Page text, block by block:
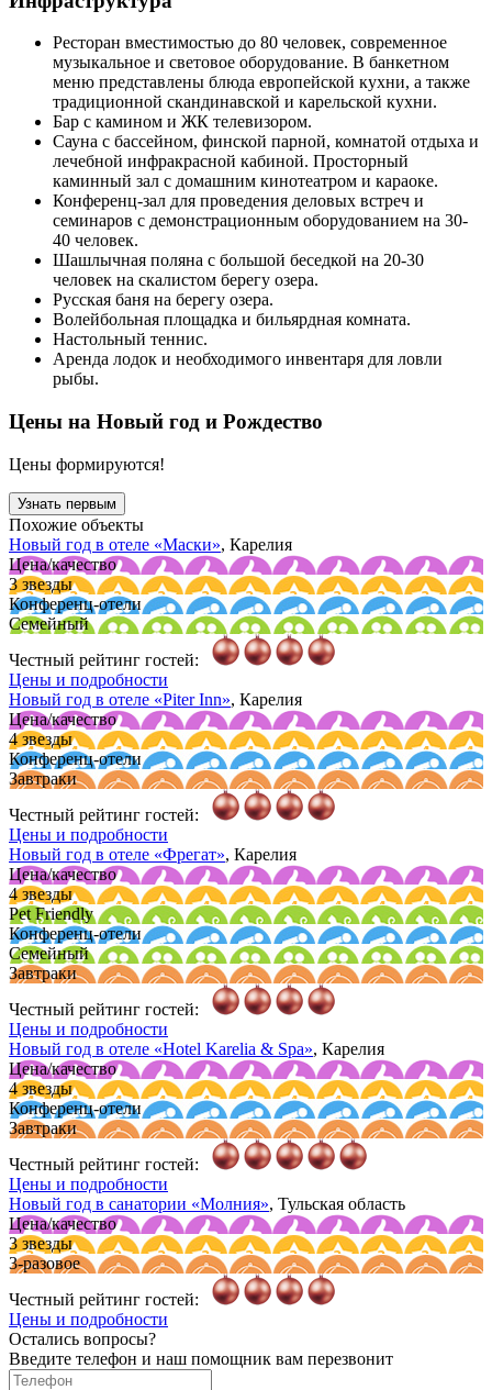
Ресторан вместимостью до 80 человек, современное
музыкальное и световое оборудование. В банкетном
меню представлены блюда европейской кухни, а также
традиционной скандинавской и карельской кухни.
Бар с камином и ЖК телевизором.
Сауна с бассейном, финской парной, комнатой отдыха и
лечебной инфракрасной кабиной. Просторный
каминный зал с домашним кинотеатром и караоке.
Конференц-зал для проведения деловых встреч и
семинаров с демонстрационным оборудованием на 30-
40 человек.
Шашлычная поляна с большой беседкой на 20-30
человек на скалистом берегу озера.
Русская баня на берегу озера.
Волейбольная площадка и бильярдная комната.
Настольный теннис.
Аренда лодок и необходимого инвентаря для ловли
рыбы.
Цены на Новый год и Рождество
Цены формируются!
Узнать первым
Похожие объекты
Новый год в отеле «Маски», Карелия
Цена/качество
3 звезды
Конференц-отели
Семейный
Честный рейтинг гостей:
Цены и подробности
Новый год в отеле «Piter Inn», Карелия
Цена/качество
4 звезды
Конференц-отели
Завтраки
Честный рейтинг гостей:
Цены и подробности
Новый год в отеле «Фрегат», Карелия
Цена/качество
4 звезды
Pet Friendly
Конференц-отели
Семейный
Завтраки
Честный рейтинг гостей:
Цены и подробности
Новый год в отеле «Hotel Karelia & Spa», Карелия
Цена/качество
4 звезды
Конференц-отели
Завтраки
Честный рейтинг гостей:
Цены и подробности
Новый год в санатории «Молния», Тульская область
Цена/качество
3 звезды
3-разовое
Честный рейтинг гостей:
Цены и подробности
Остались вопросы?
Введите телефон и наш помощник вам перезвонит